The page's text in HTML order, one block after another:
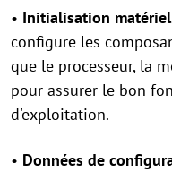
• Initialisation
configure les
que le processeur, la
pour assurer le bon
d'exploitation.
• Données de